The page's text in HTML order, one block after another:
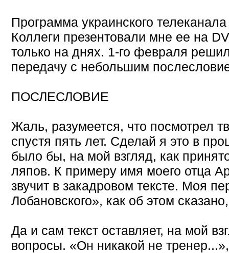
Программа украинского
Коллеги презентовали мне ee на
только на днях. 1-го февраля
передачу с небольшим
ПОСЛЕСЛОВИЕ
Жаль, разумеется, что посмотрел
спустя пять лет. Сделай я это в
было бы, на мой взгляд, как
ляпов. К примеру имя моего отца
звучит в закадровом тексте. Моя
Лобановского», как об этом
Да и сам текст оставляет, на мой
вопросы. «Он никакой не